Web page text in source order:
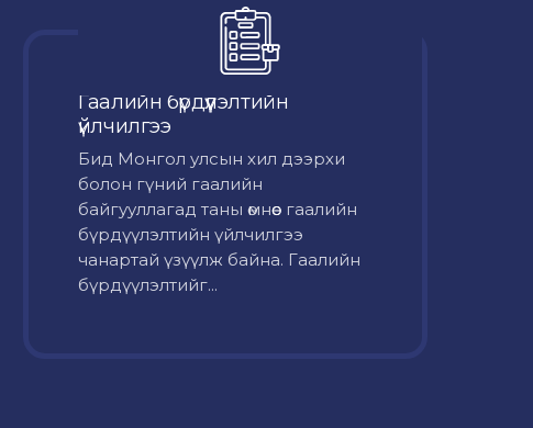
Гаалийн бүрдүүлэлтийн
үйлчилгээ
Бид Монгол улсын хил дээрхи
болон гүний гаалийн
байгууллагад таны өмнөөс гаалийн
бүрдүүлэлтийн үйлчилгээ
чанартай үзүүлж байна. Гаалийн
бүрдүүлэлтийг...